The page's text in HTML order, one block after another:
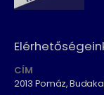
CÍM
2013 Pomáz,